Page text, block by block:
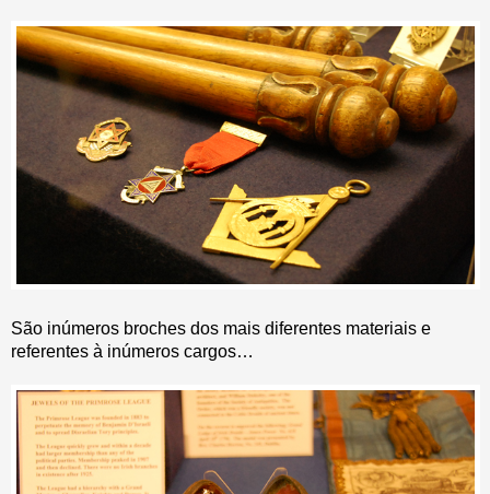
São inúmeros broches dos mais diferentes materiais e
referentes à inúmeros cargos…